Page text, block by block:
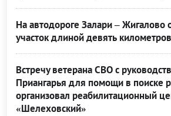
На автодороге Залари – Жигалово
участок длиной девять километров
Встречу ветерана СВО с
Приангарья для помощи в поиске
организовал реабилитационный
«Шелеховский»